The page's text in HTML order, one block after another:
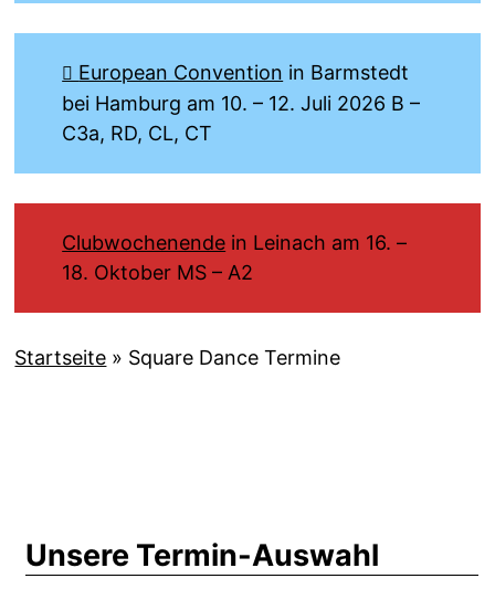
European Convention in Barmstedt
bei Hamburg am 10. – 12. Juli 2026 B –
C3a, RD, CL, CT
Clubwochenende in Leinach am 16. –
18. Oktober MS – A2
Startseite » Square Dance Termine
Unsere Termin-Auswahl